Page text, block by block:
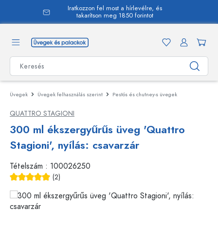
Iratkozzon fel most a hírlevélre, és
takarítson meg 1850 forintot
Üvegek Üvegek felhasználás szerint Pestós és chutney-s üvegek
QUATTRO STAGIONI
300 ml ékszergyűrűs üveg 'Quattro
Stagioni', nyílás: csavarzár
Tételszám : 100026250
(2)